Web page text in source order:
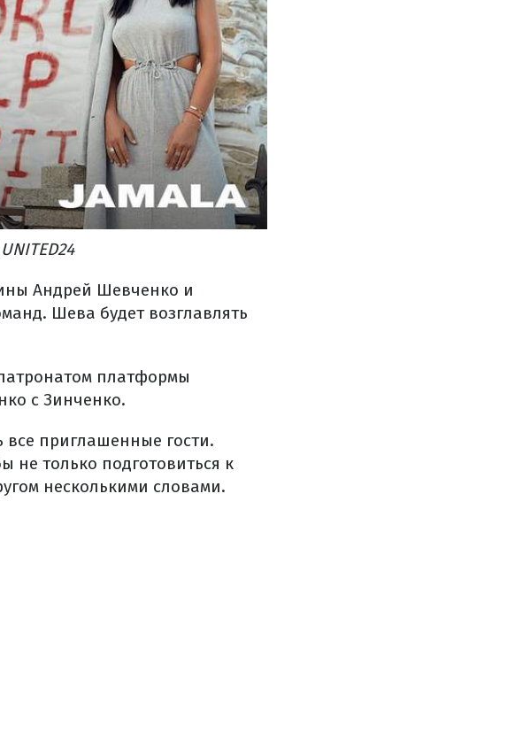
Андрей Шевченко и
Шева будет возглавлять
платформы
с Зинченко.
приглашенные гости.
не только подготовиться к
несколькими словами.